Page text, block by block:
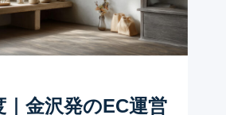
｜金沢発のEC運営